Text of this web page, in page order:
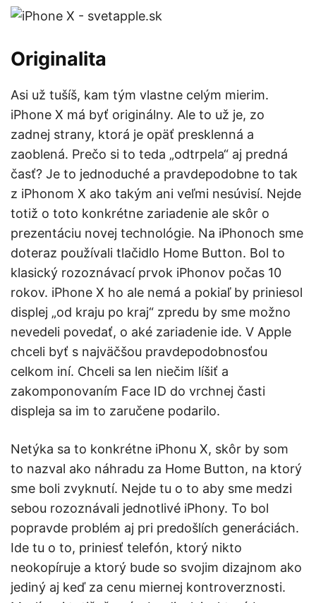
Originalita
Asi už tušíš, kam tým vlastne celým mierim.
iPhone X má byť originálny. Ale to už je, zo
zadnej strany, ktorá je opäť presklenná a
zaoblená. Prečo si to teda „odtrpela“ aj predná
časť? Je to jednoduché a pravdepodobne to tak
z iPhonom X ako takým ani veľmi nesúvisí. Nejde
totiž o toto konkrétne zariadenie ale skôr o
prezentáciu novej technológie. Na iPhonoch sme
doteraz používali tlačidlo Home Button. Bol to
klasický rozoznávací prvok iPhonov počas 10
rokov. iPhone X ho ale nemá a pokiaľ by priniesol
displej „od kraju po kraj“ zpredu by sme možno
nevedeli povedať, o aké zariadenie ide. V Apple
chceli byť s najväčšou pravdepodobnosťou
celkom iní. Chceli sa len niečim líšiť a
zakomponovaním Face ID do vrchnej časti
displeja sa im to zaručene podarilo.
Netýka sa to konkrétne iPhonu X, skôr by som
to nazval ako náhradu za Home Button, na ktorý
sme boli zvyknutí. Nejde tu o to aby sme medzi
sebou rozoznávali jednotlivé iPhony. To bol
popravde problém aj pri predošlích generáciách.
Ide tu o to, priniesť telefón, ktorý nikto
neokopíruje a ktorý bude so svojim dizajnom ako
jediný aj keď za cenu miernej kontroverznosti.